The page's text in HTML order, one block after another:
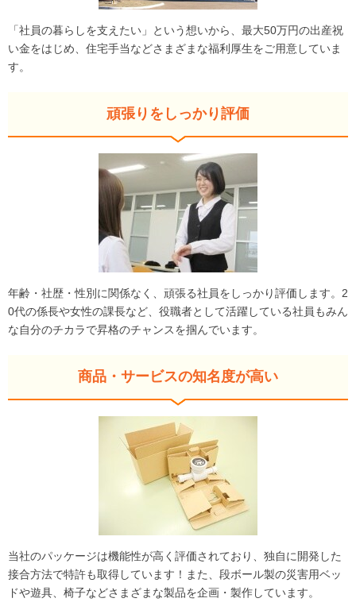
「社員の暮らしを支えたい」という想いから、最大50万円の出産祝
い金をはじめ、住宅手当などさまざまな福利厚生をご用意していま
す。
頑張りをしっかり評価
年齢・社歴・性別に関係なく、頑張る社員をしっかり評価します。2
0代の係長や女性の課長など、役職者として活躍している社員もみん
な自分のチカラで昇格のチャンスを掴んでいます。
商品・サービスの知名度が高い
当社のパッケージは機能性が高く評価されており、独自に開発した
接合方法で特許も取得しています！また、段ボール製の災害用ベッ
ドや遊具、椅子などさまざまな製品を企画・製作しています。